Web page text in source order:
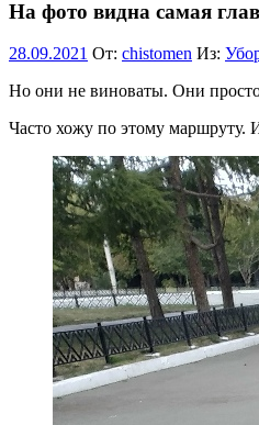
На фото видна самая
28.09.2021 От: chistomen Из:
Но они не виноваты. Они просто
Часто хожу по этому маршруту.